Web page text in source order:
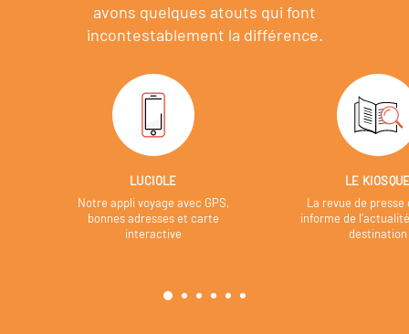
avons quelques atouts qui font
incontestablement la différence.
LUCIOLE
Notre appli voyage avec GPS,
bonnes adresses et carte
interactive
LE
La revue de presse
informe de
destination